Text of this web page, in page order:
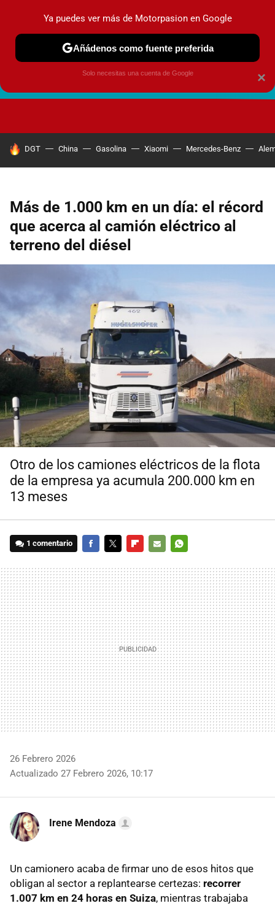
HOY SE HABLA DE
DGT China Gasolina Xiaomi Mercedes-Benz
Más de 1.000 km en un día: el récord
que acerca al camión eléctrico al
terreno del diésel
Otro de los camiones eléctricos de la flota
de la empresa ya acumula 200.000 km en
13 meses
1 comentario
MAIL
26 Febrero 2026
Actualizado 27 Febrero 2026, 10:17
Irene Mendoza
Un camionero acaba de firmar uno de esos hitos que
obligan al sector a replantearse certezas: recorrer
1.007 km en 24 horas en Suiza, mientras trabajaba
×
Ya puedes ver más de Motorpasion en Google
Añádenos como fuente preferida
Solo necesitas una cuenta de Google